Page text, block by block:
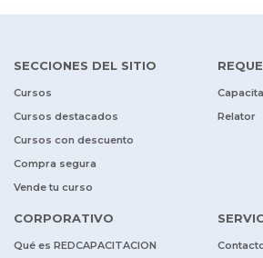
SECCIONES DEL SITIO
Cursos
Cursos destacados
Cursos con descuento
Compra segura
Vende tu curso
Relator
CORPORATIVO
Qué es REDCAPACITACION